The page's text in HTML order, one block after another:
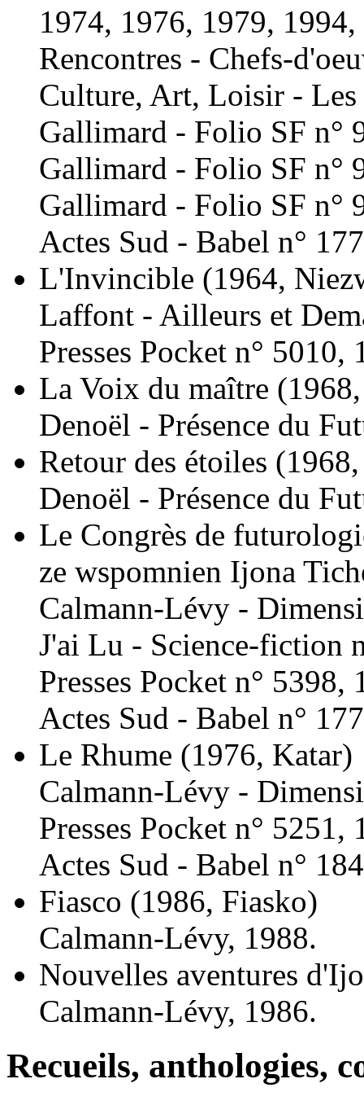
1974, 1976, 1979,
Rencontres - Chefs-
Culture, Art, Loisir - Les
Gallimard - Folio SF n°
Gallimard - Folio SF n°
Gallimard - Folio SF n°
Actes Sud - Babel n°
L'Invincible (1964,
Laffont - Ailleurs et
Presses Pocket n° 5010,
La Voix du maître
Denoël - Présence du
Retour des étoiles
Denoël - Présence du
Le Congrès de
ze wspomnien Ijona
Calmann-Lévy -
J'ai Lu - Science-fiction
Presses Pocket n° 5398,
Actes Sud - Babel n°
Le Rhume (1976, Katar)
Calmann-Lévy -
Presses Pocket n° 5251,
Actes Sud - Babel n°
Fiasco (1986, Fiasko)
Calmann-Lévy, 1988.
Nouvelles aventures
Calmann-Lévy, 1986.
Recueils, anthologies,